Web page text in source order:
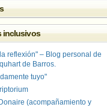
inclusivos
reflexión" – Blog personal de
de Barros.
tuyo"
(acompañamiento y